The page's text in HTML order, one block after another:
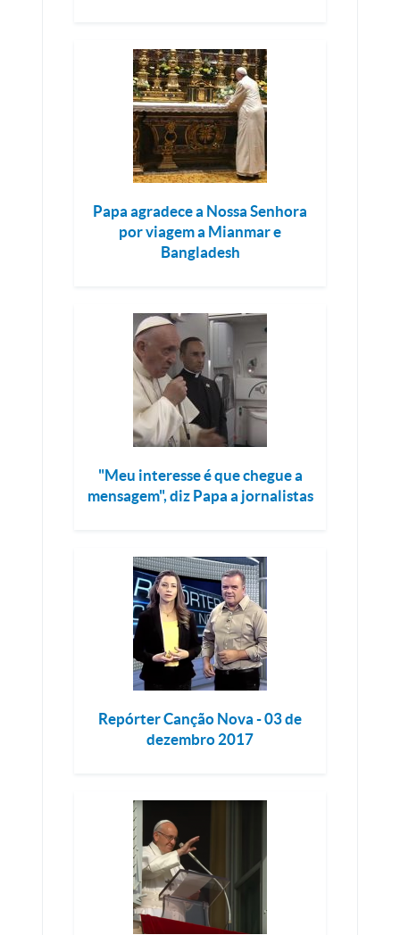
Papa agradece a Nossa Senhora
por viagem a Mianmar e
Bangladesh
"Meu interesse é que chegue a
mensagem", diz Papa a jornalistas
Repórter Canção Nova - 03 de
dezembro 2017